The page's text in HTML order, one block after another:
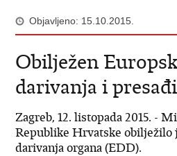
Objavljeno: 15.10.2015.
Obilježen
darivanja i
Zagreb, 12. listopada 2015. -
Republike Hrvatske obilježilo
darivanja organa (EDD).